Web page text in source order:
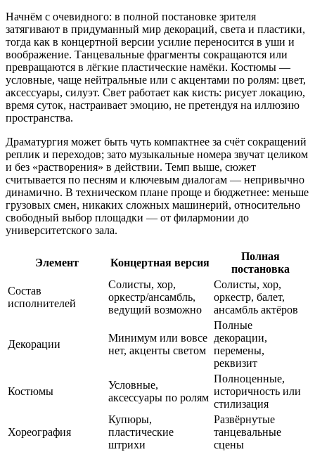
Начнём с очевидного: в полной постановке зрителя
затягивают в придуманный мир декораций, света и пластики,
тогда как в концертной версии усилие переносится в уши и
воображение. Танцевальные фрагменты сокращаются или
превращаются в лёгкие пластические намёки. Костюмы —
условные, чаще нейтральные или с акцентами по ролям: цвет,
аксессуары, силуэт. Свет работает как кисть: рисует локацию,
время суток, настраивает эмоцию, не претендуя на иллюзию
пространства.
Драматургия может быть чуть компактнее за счёт сокращений
реплик и переходов; зато музыкальные номера звучат целиком
и без «растворения» в действии. Темп выше, сюжет
считывается по песням и ключевым диалогам — непривычно
динамично. В техническом плане проще и бюджетнее: меньше
грузовых смен, никаких сложных машинерий, относительно
свободный выбор площадки — от филармонии до
университетского зала.
Элемент Концертная версия
Полная
постановка
Состав
исполнителей
Солисты, хор,
оркестр/ансамбль,
ведущий возможно
Солисты, хор,
оркестр, балет,
ансамбль актёров
Декорации
Минимум или вовсе
нет, акценты светом
Полные
декорации,
перемены,
реквизит
Костюмы
Условные,
аксессуары по ролям
Полноценные,
историчность или
стилизация
Хореография
Купюры,
пластические
штрихи
Развёрнутые
танцевальные
сцены